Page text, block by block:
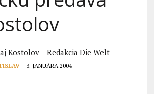
Kostolov Redakcia Die Welt
3. JANUÁRA 2004